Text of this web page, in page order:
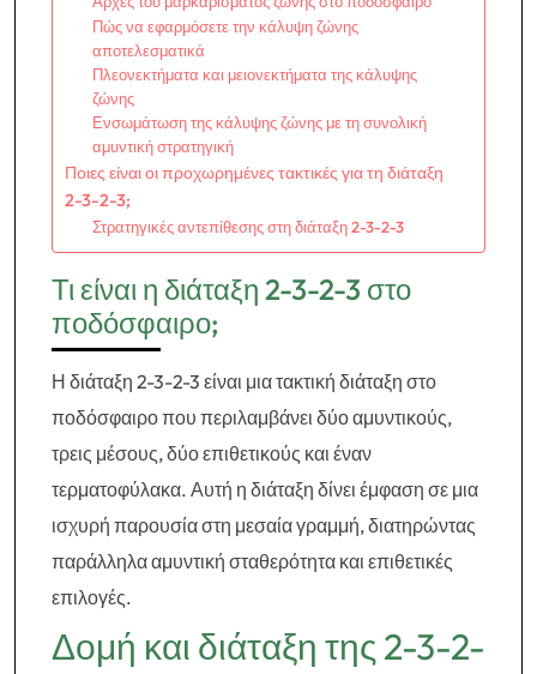
Πώς να εφαρμόσετε την κάλυψη ζώνης
αποτελεσματικά
Πλεονεκτήματα και μειονεκτήματα της κάλυψης
ζώνης
Ενσωμάτωση της κάλυψης ζώνης με τη συνολική
αμυντική στρατηγική
Ποιες είναι οι προχωρημένες τακτικές για τη διάταξη
2-3-2-3;
Στρατηγικές αντεπίθεσης στη διάταξη 2-3-2-3
Τι είναι η διάταξη 2-3-2-3 στο
ποδόσφαιρο;
Η διάταξη 2-3-2-3 είναι μια τακτική διάταξη στο
ποδόσφαιρο που περιλαμβάνει δύο αμυντικούς,
τρεις μέσους, δύο επιθετικούς και έναν
τερματοφύλακα. Αυτή η διάταξη δίνει έμφαση σε μια
ισχυρή παρουσία στη μεσαία γραμμή, διατηρώντας
παράλληλα αμυντική σταθερότητα και επιθετικές
επιλογές.
Δομή και διάταξη της 2-3-2-